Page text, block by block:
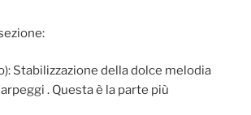
Stabilizzazione della dolce melodia
. Questa è la parte più